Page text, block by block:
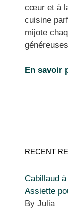
cœur et à
cuisine
mijote
En savoir
RECENT
Cabillaud
Assiette
By Julia